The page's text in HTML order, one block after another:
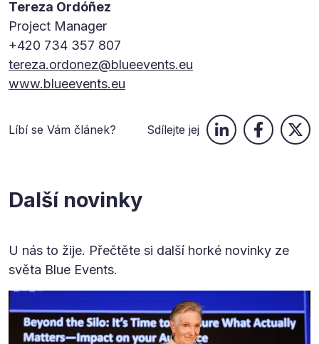
Tereza Ordóñez
Project Manager
+420 734 357 807
tereza.ordonez@blueevents.eu
www.blueevents.eu
Líbí se Vám článek? Sdílejte jej
Další novinky
U nás to žije. Přečtěte si další horké novinky ze
světa Blue Events.